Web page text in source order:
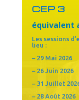
CEP 3
équivalent
Les sessions
lieu :
– 29 Mai 2026
– 26 Juin 2026
– 31 Juillet
– 28 Août 2026